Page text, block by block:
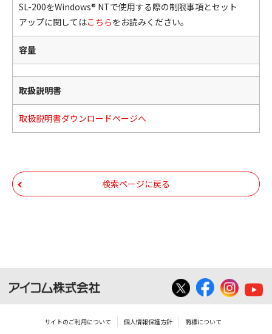
SL-200をWindows® NTで使用する際の制限事項とセット
アップに関してはこちらをお読みください。
容量
取扱説明書
取扱説明書ダウンロードページへ
検索ページに戻る
サイトのご利用について 個人情報保護方針 商標について